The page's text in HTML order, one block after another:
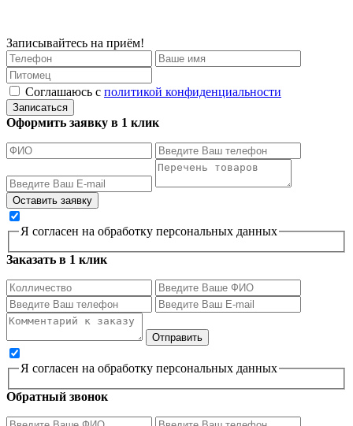
Записывайтесь на приём!
Соглашаюсь с политикой конфиденциальности
Записаться
Оформить заявку в 1 клик
Я согласен на обработку персональных данных
Заказать в 1 клик
Я согласен на обработку персональных данных
Обратный звонок